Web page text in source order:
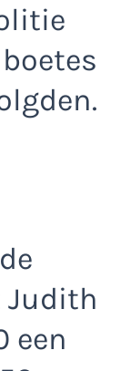
Judith
een